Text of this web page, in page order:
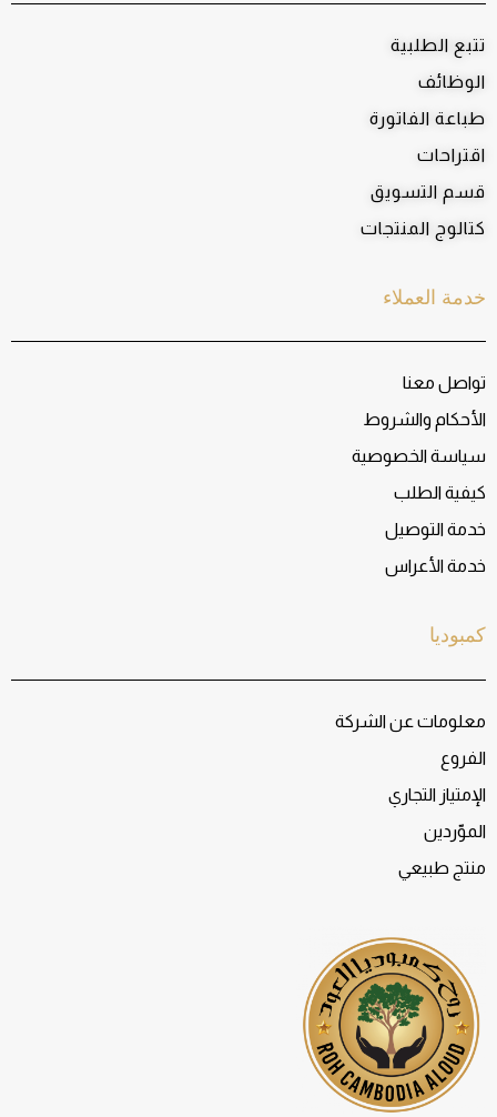
كمبوديا
معلومات عن الشركة
الفروع
الإمتياز التجاري
الموّردين
منتج طبيعي
خدمة العملاء
تواصل معنا
الأحكام والشروط
سياسة الخصوصية
كيفية الطلب
خدمة التوصيل
خدمة الأعراس
تتبع الطلبية
الوظائف
طباعة الفاتورة
اقتراحات
قسم التسويق
كتالوج المنتجات